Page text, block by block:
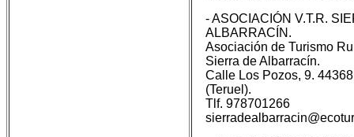
- ASOCIACIÓN V.T.R.
ALBARRACÍN.
Asociación de Turismo
Sierra de Albarracín.
Calle Los Pozos, 9.
(Teruel).
Tlf. 978701266